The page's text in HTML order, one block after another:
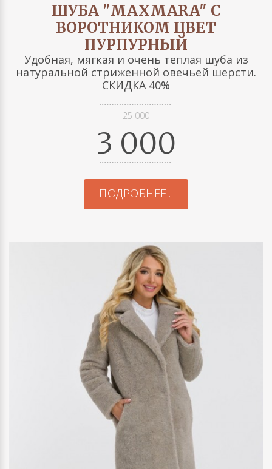
ШУБА "MAXMARA" С
ВОРОТНИКОМ ЦВЕТ
ПУРПУРНЫЙ
Удобная, мягкая и очень теплая шуба из
натуральной стриженной овечьей шерсти.
СКИДКА 40%
25 000
3 000
ПОДРОБНЕЕ...